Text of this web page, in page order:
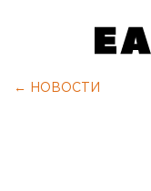
← НОВОСТИ